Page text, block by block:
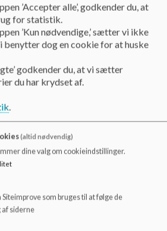
ud fra den grundholdning, at
gensidig respekt imellem børn,
er nødvendige forudsætninger for
engagement, humor, faglig
både for børn og voksne på
for at udvikle demokratisk
det enkelte barns faglige
og sammenhæng i barnets
rammer for, at barnet udvikler sig
hånd i hånd med respekt for den
i lærings- og dannelsesprocesserne,
som medarbejderne mulighed for en
faglige- og sociale-
’Accepter alle’, godkender du, at
for statistik.
’Kun nødvendige,’ sætter vi ikke
dog en cookie for at huske
godkender du, at vi sætter
du har krydset af.
.
(altid nødvendig)
dine valg om cookieindstillinger.
som bruges til at følge de
af siderne